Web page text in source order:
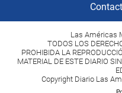
Las Américas
TODOS LOS
PROHIBIDA LA
MATERIAL DE ESTE DIARIO
Copyright Diario Las